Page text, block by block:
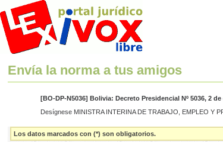
Envía la norma a tus amigos
[BO-DP-N5036] Bolivia: Decreto Presidencial Nº 5036, 2
Desígnese MINISTRA INTERINA DE TRABAJO, EMPLEO Y
Los datos marcados con (*) son obligatorios.